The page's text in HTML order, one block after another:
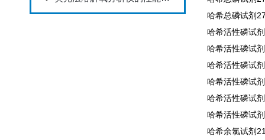
哈希总磷试剂
哈希活性磷试
哈希活性磷试
哈希活性磷试
哈希活性磷试
哈希活性磷试
哈希活性磷试
哈希余氯试剂